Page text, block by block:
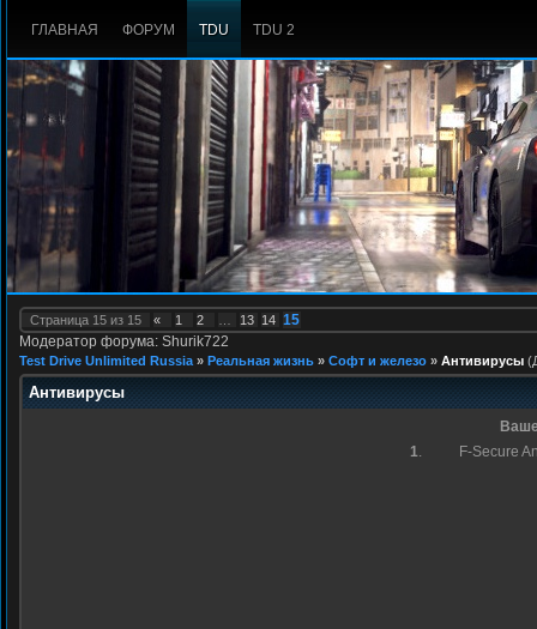
ГЛАВНАЯ ФОРУМ TDU TDU 2
Страница 15 из 15 « 1 2 13 14 15
Модератор форума: Shurik722
Test Drive Unlimited Russia » Реальная жизнь » Софт и железо » Антивирусы
Антивирусы
1. F-Secure